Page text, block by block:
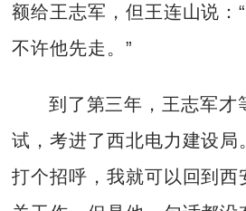
额给王志军，但王连山说：
不许他先走。”
到了第三年，王志军才
试，考进了西北电力建设局
打个招呼，我就可以回到西